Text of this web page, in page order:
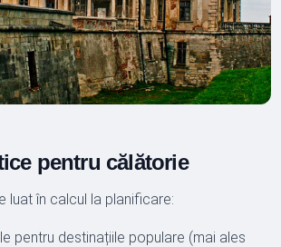
pentru călătorie
luat în calcul la planificare:
pentru destinațiile populare (mai ales